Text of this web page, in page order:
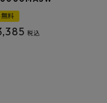
料
税込